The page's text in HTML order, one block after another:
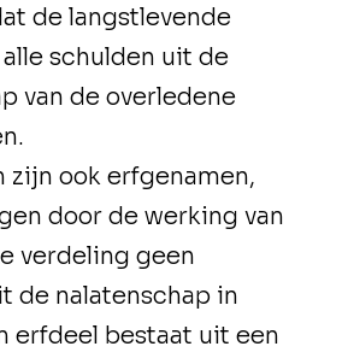
de langstlevende
schulden uit de
van de overledene
zijn ook erfgenamen,
door de werking van
verdeling geen
de nalatenschap in
erfdeel bestaat uit een